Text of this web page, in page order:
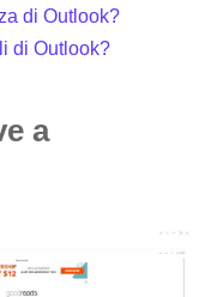
di Outlook?
di Outlook?
a